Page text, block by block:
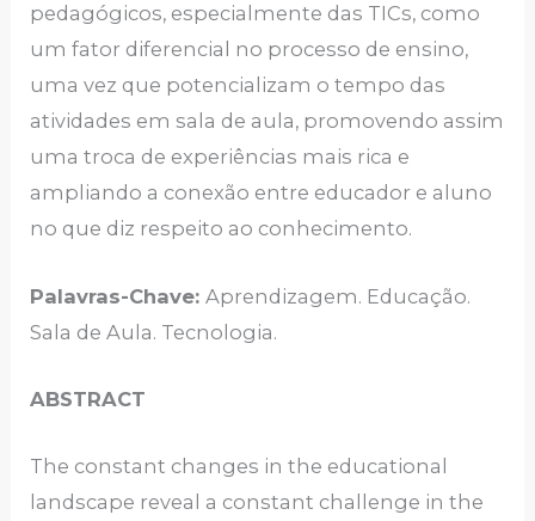
pedagógicos, especialmente das TICs, como
um fator diferencial no processo de ensino,
uma vez que potencializam o tempo das
atividades em sala de aula, promovendo assim
uma troca de experiências mais rica e
ampliando a conexão entre educador e aluno
no que diz respeito ao conhecimento.
Palavras-Chave:Aprendizagem. Educação.
Sala de Aula. Tecnologia.
ABSTRACT
The constant changes in the educational
landscape reveal a constant challenge in the